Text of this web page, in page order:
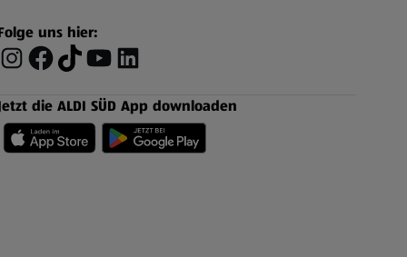
uns hier:
die ALDI SÜD App downloaden